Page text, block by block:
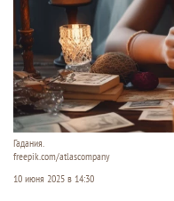
Гадания.
freepik.com/atlascompany
10 июня 2025 в 14:30